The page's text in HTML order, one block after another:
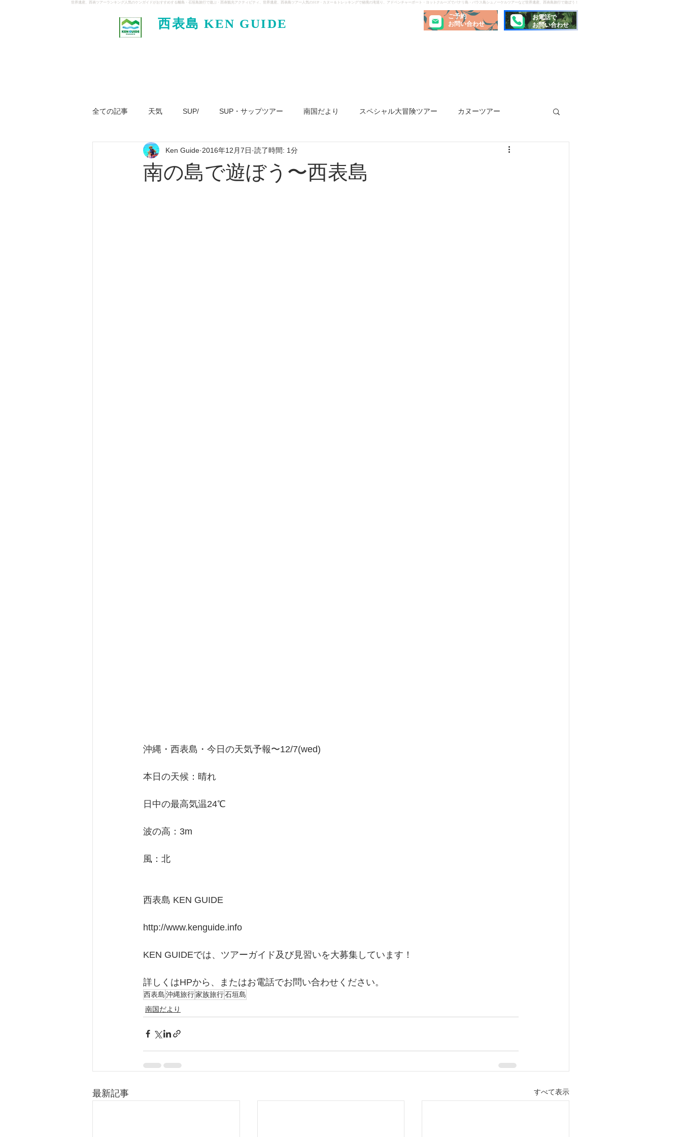
世界遺産、西表ツアーランキング人気のケンガイドがおすすめする離島・石垣島旅行で遊ぶ・西表観光アクティビティ、世界遺産、西表島ツアー人気のSUP・カヌー＆トレッキングで秘境の滝巡り、アドベンチャーボート・ヨットクルーズでパナリ島・バラス島シュノーケルツアーなど世界遺産、西表島旅行で遊ぼう！
西表島 KEN GUIDE
ご予約
お問い合わせ
お電話で
お問い合わせ
全ての記事 天気 SUP/ SUP・サップツアー 南国だより スペシャル大冒険ツアー カヌーツアー
ジャングル大冒険ツアー パナリ島 ヨット
南の島で遊ぼう〜西表島
Ken Guide 2016年12月7日 読了時間: 1分
沖縄・西表島・今日の天気予報〜12/7(wed)
本日の天候：晴れ
日中の最高気温24℃
波の高：3m
風：北
西表島 KEN GUIDE
http://www.kenguide.info
KEN GUIDEでは、ツアーガイド及び見習いを大募集しています！
詳しくはHPから、またはお電話でお問い合わせください。
西表島沖縄旅行家族旅行石垣島
南国だより
最新記事 すべて表示